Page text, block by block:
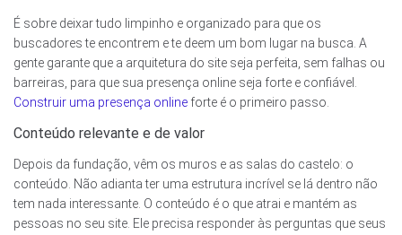
É sobre deixar tudo limpinho e organizado para que os
buscadores te encontrem e te deem um bom lugar na busca. A
gente garante que a arquitetura do site seja perfeita, sem falhas ou
barreiras, para que sua presença online seja forte e confiável.
Construir uma presença online forte é o primeiro passo.
Conteúdo relevante e de valor
Depois da fundação, vêm os muros e as salas do castelo: o
conteúdo. Não adianta ter uma estrutura incrível se lá dentro não
tem nada interessante. O conteúdo é o que atrai e mantém as
pessoas no seu site. Ele precisa responder às perguntas que seus